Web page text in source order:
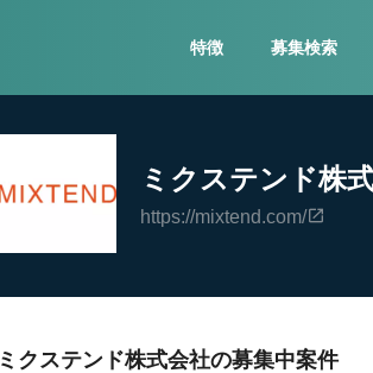
特徴 募集検索
ミクステンド株
https://mixtend.com/
ミクステンド株式会社の募集中案件